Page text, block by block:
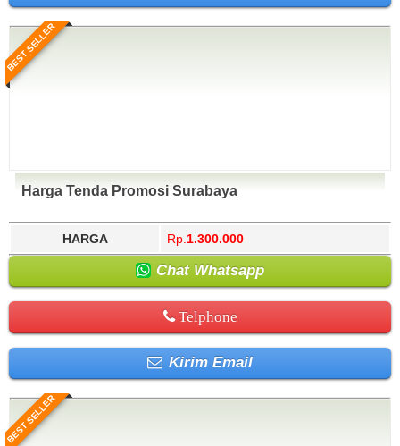
BEST SELLER
Harga Tenda Promosi Surabaya
HARGA Rp. 1.300.000
Chat Whatsapp
Telphone
Kirim Email
BEST SELLER